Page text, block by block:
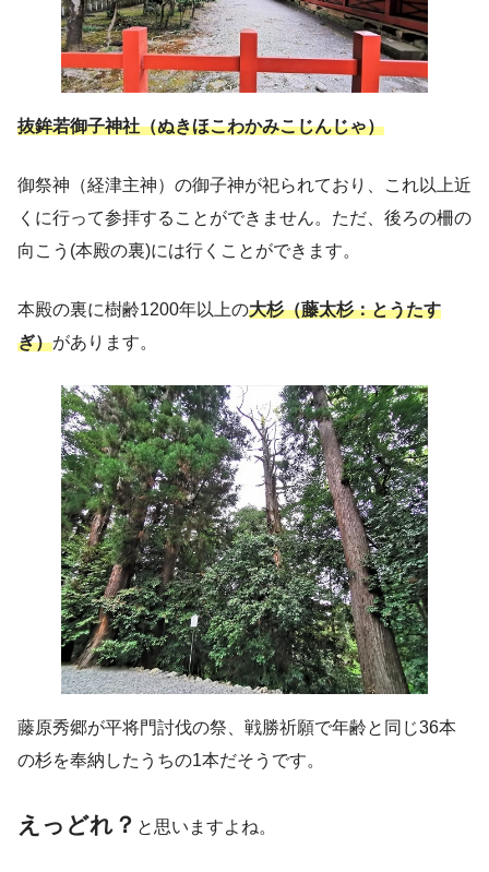
抜鉾若御子神社（ぬきほこわかみこじんじゃ）
御祭神（経津主神）の御子神が祀られており、これ以上近
くに行って参拝することができません。ただ、後ろの柵の
向こう(本殿の裏)には行くことができます。
本殿の裏に樹齢1200年以上の大杉（藤太杉：とうたす
ぎ）があります。
藤原秀郷が平将門討伐の祭、戦勝祈願で年齢と同じ36本
の杉を奉納したうちの1本だそうです。
えっどれ？ と思いますよね。